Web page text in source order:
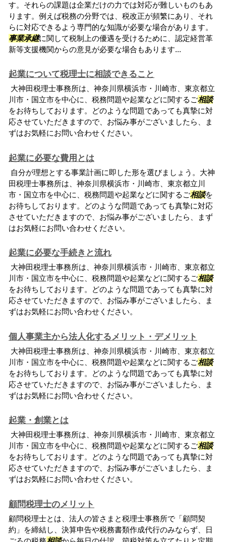
す。それらの課題は企業だけの力では対応が難しいものもあ
ります。例えば税務の分野では、税改正が頻繁にあり、それ
らに対応できるよう専門的な知識が必要な場合があります。
事業承継に関して税制上の優遇を受けるために、認定経営革
新等支援機関からの意見が必要な場合もあります...
起業について税理士に相談できること
大神田税理士事務所は、神奈川県横浜市・川崎市、東京都立
川市・国立市を中心に、税務問題や起業などに関するご相談
をお待ちしております。どのような問題であっても真摯に対
応させていただきますので、お悩み事がございましたら、ま
ずはお気軽にお問い合わせください。
起業に必要な費用とは
自分が理想とする事業計画に即した形を選びましょう。大神
田税理士事務所は、神奈川県横浜市・川崎市、東京都立川
市・国立市を中心に、税務問題や起業などに関するご相談を
お待ちしております。どのような問題であっても真摯に対応
させていただきますので、お悩み事がございましたら、まず
はお気軽にお問い合わせください。
起業に必要な手続きと流れ
大神田税理士事務所は、神奈川県横浜市・川崎市、東京都立
川市・国立市を中心に、税務問題や起業などに関するご相談
をお待ちしております。どのような問題であっても真摯に対
応させていただきますので、お悩み事がございましたら、ま
ずはお気軽にお問い合わせください。
個人事業主から法人化するメリット・デメリット
大神田税理士事務所は、神奈川県横浜市・川崎市、東京都立
川市・国立市を中心に、税務問題や起業などに関するご相談
をお待ちしております。どのような問題であっても真摯に対
応させていただきますので、お悩み事がございましたら、ま
ずはお気軽にお問い合わせください。
起業・創業とは
大神田税理士事務所は、神奈川県横浜市・川崎市、東京都立
川市・国立市を中心に、税務問題や起業などに関するご相談
をお待ちしております。どのような問題であっても真摯に対
応させていただきますので、お悩み事がございましたら、ま
ずはお気軽にお問い合わせください。
顧問税理士のメリット
顧問税理士とは、法人の皆さまと税理士事務所で「顧問契
約」を締結し、決算申告や税務書類作成代行のみならず、日